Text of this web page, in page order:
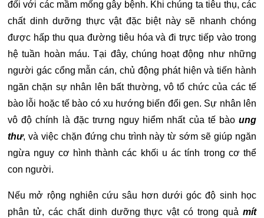
đối với các mầm mống gây bệnh. Khi chúng ta tiêu thụ, các
chất dinh dưỡng thực vật đặc biệt này sẽ nhanh chóng
được hấp thu qua đường tiêu hóa và đi trực tiếp vào trong
hệ tuần hoàn máu. Tại đây, chúng hoạt động như những
người gác cổng mẫn cán, chủ động phát hiện và tiến hành
ngăn chặn sự nhân lên bất thường, vô tổ chức của các tế
bào lỗi hoặc tế bào có xu hướng biến đổi gen. Sự nhân lên
vô độ chính là đặc trưng nguy hiểm nhất của tế bào ung
thư, và việc chặn đứng chu trình này từ sớm sẽ giúp ngăn
ngừa nguy cơ hình thành các khối u ác tính trong cơ thể
con người.
Nếu mở rộng nghiên cứu sâu hơn dưới góc độ sinh học
phân tử, các chất dinh dưỡng thực vật có trong quả mít